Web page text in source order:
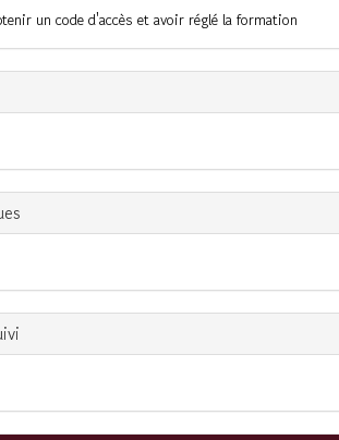
un code d'accès et avoir réglé la formation